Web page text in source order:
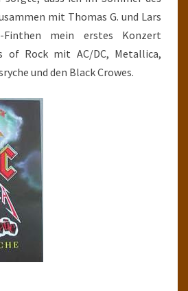
mit Thomas G. und Lars
mein erstes Konzert
of Rock mit AC/DC, Metallica,
und den Black Crowes.